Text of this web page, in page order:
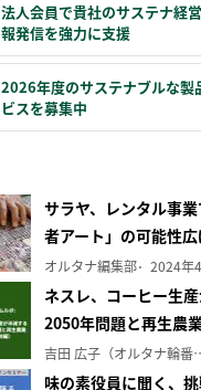
法人会員で貴社のサステナ経
報発信を強力に支援
2026年度のサステナブルな製
ビスを募集中
サラヤ、レンタル事
者アート」の可能性
オルタナ編集部 2024年
ネスレ、コーヒー生
2050年問題と再生農業
吉田 広子（オ
味の素役員に聞く、